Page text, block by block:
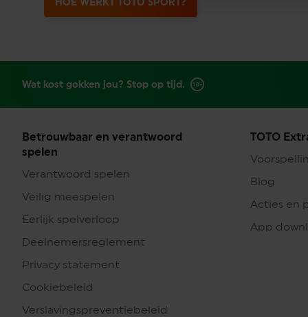
Wat kost gokken jou? Stop op tijd.
Betrouwbaar en verantwoord
spelen
Verantwoord spelen
Veilig meespelen
Eerlijk spelverloop
Deelnemersreglement
Privacy statement
Cookiebeleid
Verslavingspreventiebeleid
TOTO
Blog
Acties en
App